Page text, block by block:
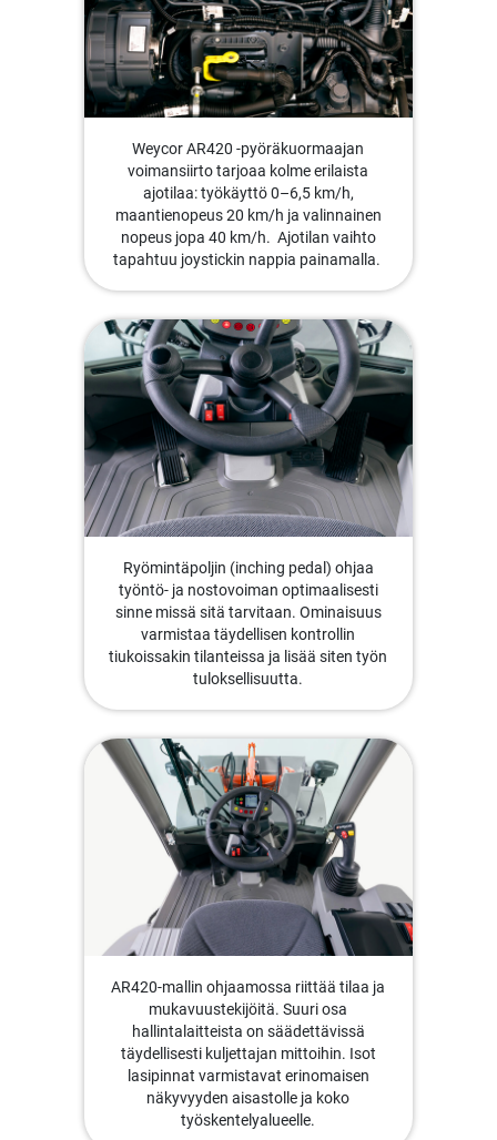
Weycor AR420 -pyöräkuormaajan
voimansiirto tarjoaa kolme erilaista
ajotilaa: työkäyttö 0–6,5 km/h,
maantienopeus 20 km/h ja valinnainen
nopeus jopa 40 km/h. Ajotilan vaihto
tapahtuu joystickin nappia painamalla.
Ryömintäpoljin (inching pedal) ohjaa
työntö- ja nostovoiman optimaalisesti
sinne missä sitä tarvitaan. Ominaisuus
varmistaa täydellisen kontrollin
tiukoissakin tilanteissa ja lisää siten työn
tuloksellisuutta.
AR420-mallin ohjaamossa riittää tilaa ja
mukavuustekijöitä. Suuri osa
hallintalaitteista on säädettävissä
täydellisesti kuljettajan mittoihin. Isot
lasipinnat varmistavat erinomaisen
näkyvyyden aisastolle ja koko
työskentelyalueelle.